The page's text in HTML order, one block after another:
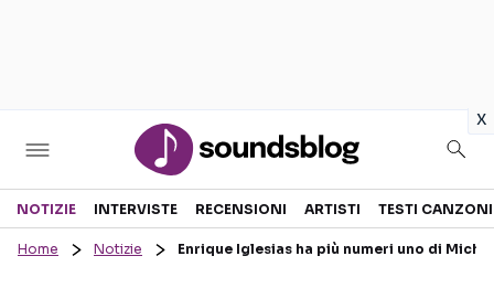
x
Sezioni
NOTIZIE INTERVISTE RECENSIONI ARTISTI TESTI CANZONI
Home Notizie Enrique Iglesias ha più numeri uno di